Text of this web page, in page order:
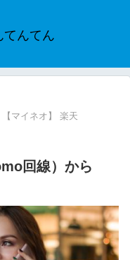
てんてん
【マイネオ】 楽天
回線）から